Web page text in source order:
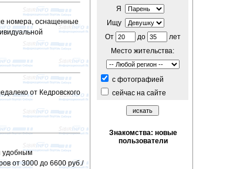
номера, оснащенные
от Кедровского
удобным
от 3000 до 6600 руб./
Я
Ищу
От
до
лет
Место жительства:
c фотографией
сейчас на сайте